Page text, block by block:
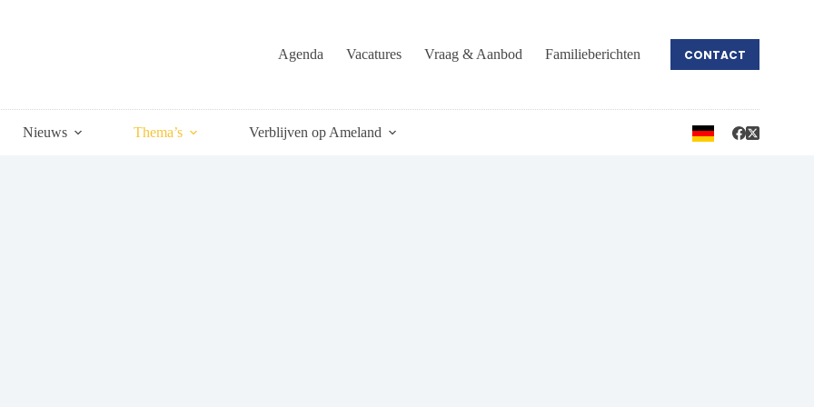
Agenda Vacatures Vraag & Aanbod Familieberichten CONTACT
Nieuws Thema’s Verblijven op Ameland